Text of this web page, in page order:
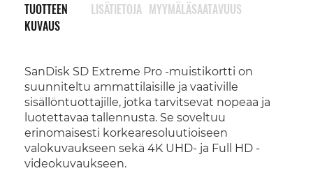
TUOTTEEN
KUVAUS
SanDisk SD Extreme Pro -muistikortti on
suunniteltu ammattilaisille ja vaativille
sisällöntuottajille, jotka tarvitsevat nopeaa ja
luotettavaa tallennusta. Se soveltuu
erinomaisesti korkearesoluutioiseen
valokuvaukseen sekä 4K UHD- ja Full HD -
videokuvaukseen.
LISÄTIETOJA MYYMÄLÄSAATAVUUS